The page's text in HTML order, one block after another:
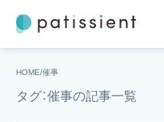
HOME 催事
タグ：催事の記事一覧